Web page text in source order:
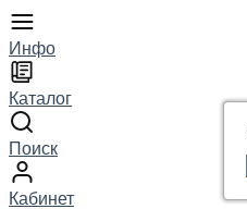
Инфо
Каталог
Поиск
Кабинет